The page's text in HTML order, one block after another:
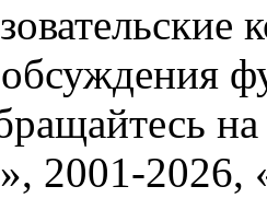
2001-2026,